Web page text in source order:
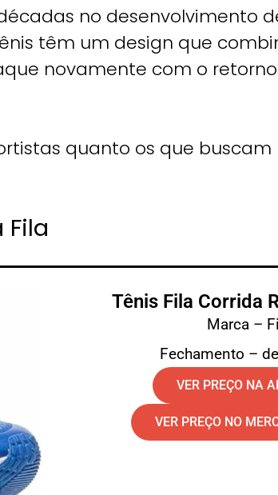
no desenvolvimento
têm um design que
novamente com o
quanto os que
Tênis Fila Corrida
Marca –
Fechamento –
VER PREÇO NA
VER PREÇO NO